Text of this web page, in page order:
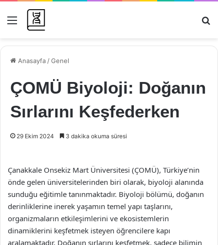
Menü
Anasayfa /Genel
ÇOMÜ Biyoloji: Doğanın
Sırlarını Keşfederken
29 Ekim 2024 3 dakika okuma süresi
Çanakkale Onsekiz Mart Üniversitesi (ÇOMÜ), Türkiye’nin
önde gelen üniversitelerinden biri olarak, biyoloji alanında
sunduğu eğitimle tanınmaktadır. Biyoloji bölümü, doğanın
derinliklerine inerek yaşamın temel yapı taşlarını,
organizmaların etkileşimlerini ve ekosistemlerin
dinamiklerini keşfetmek isteyen öğrencilere kapı
aralamaktadır. Doğanın sırlarını keşfetmek, sadece bilimin